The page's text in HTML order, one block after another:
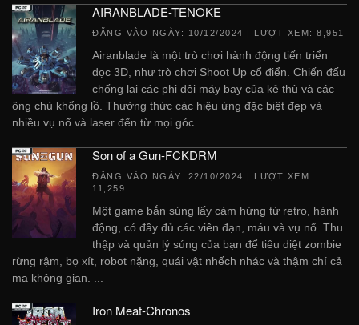
AIRANBLADE-TENOKE
ĐĂNG VÀO NGÀY: 10/12/2024 | LƯỢT XEM: 8,951
Airanblade là một trò chơi hành động tiến triển
dọc 3D, như trò chơi Shoot Up cổ điển. Chiến đấu
chống lại các phi đội máy bay của kẻ thù và các
ông chủ khổng lồ. Thưởng thức các hiệu ứng đặc biệt đẹp và
nhiều vụ nổ và laser đến từ mọi góc. ...
Son of a Gun-FCKDRM
ĐĂNG VÀO NGÀY: 22/10/2024 | LƯỢT XEM:
11,259
Một game bắn súng lấy cảm hứng từ retro, hành
động, có đầy đủ các viên đạn, máu và vụ nổ. Thu
thập và quản lý súng của bạn để tiêu diệt zombie
rừng rậm, bọ xít, robot nặng, quái vật nhếch nhác và thậm chí cả
ma không gian. ...
Iron Meat-Chronos